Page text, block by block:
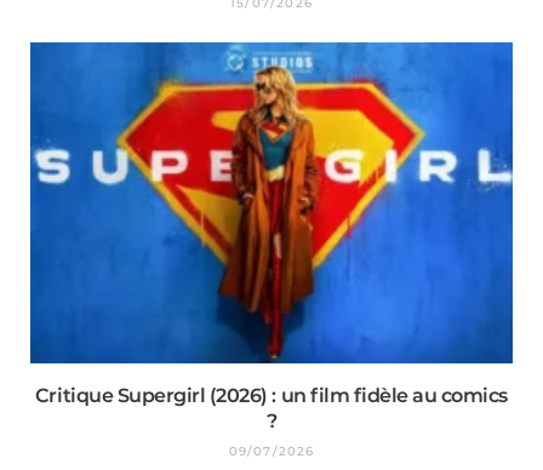
Critique Supergirl (2026) : un film fidèle au comics
?
09/07/2026